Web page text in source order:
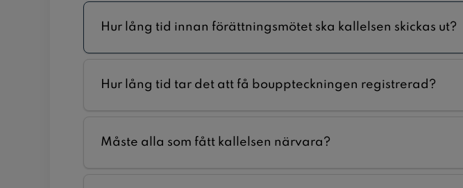
Hur lång tid innan förättningsmötet ska kallelsen skickas ut?
Hur lång tid tar det att få bouppteckningen registrerad?
Måste alla som fått kallelsen närvara?